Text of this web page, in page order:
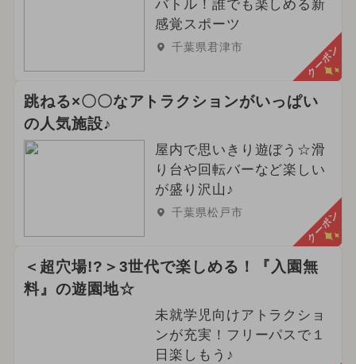
バトル！誰でも楽しめる新
感覚スポーツ
千葉県君津市 クーポン
跳ねる×〇〇なアトラクションがいっぱい
の人気施設♪
屋内で思いきり遊ぼう☆滑
り台や回転バーなど楽しい
が盛り沢山♪
千葉県松戸市 クーポン
＜超穴場!?＞3世代で楽しめる！『入園無
料』の遊園地☆
未就学児向けアトラクショ
ンが充実！フリーパスで１
日楽しもう♪